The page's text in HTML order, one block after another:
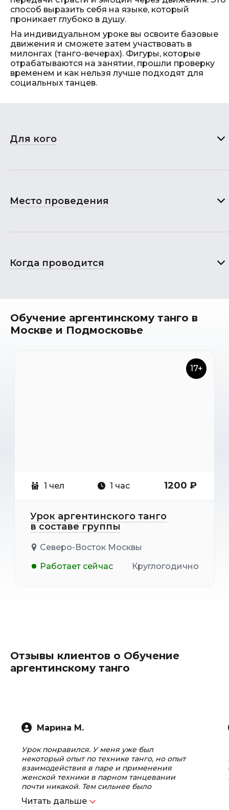
способ выразить себя на языке, который
проникает глубоко в душу.
На индивидуальном уроке вы освоите базовые
движения и сможете затем участвовать в
милонгах (танго-вечерах). Фигуры, которые
отрабатываются на занятии, прошли проверку
временем и как нельзя лучше подходят для
социальных танцев.
Для кого
Место проведения
Когда проводится
Обучение аргентинскому танго в
Москве и Подмосковье
17+
1 чел 1 час 1200 ₽
Урок аргентинского танго
в составе группы
Северо-Восток Москвы
Работает сейчас
Круглогодично
Отзывы клиентов о Обучение
аргентинскому танго
Марина М.
Урок понравился. У меня уже был
некоторый опыт по технике танго, но опыт
взаимодействия в паре и применения
женской техники в парном танцевании
почти никакой. Тем сильнее было
впечатление от урока. Особое спасибо
преподавателю Евгению. Он был очень
Читать дальше